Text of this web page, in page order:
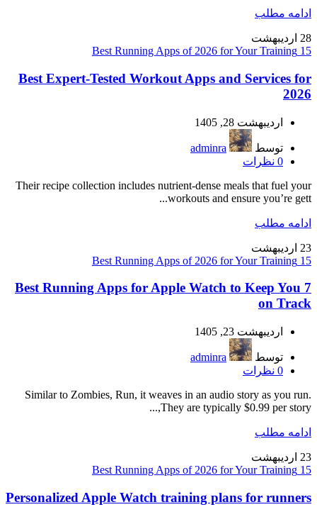
ادامه مطلب
28 اردیبهشت
15 Best Running Apps of 2026 for Your Training
Best Expert-Tested Workout Apps and Services for
2026
اردیبهشت 28, 1405
توسط
adminra
0 نظرات
Their recipe collection includes nutrient-dense meals that fuel your
workouts and ensure you’re gett...
ادامه مطلب
23 اردیبهشت
15 Best Running Apps of 2026 for Your Training
7 Best Running Apps for Apple Watch to Keep You
on Track
اردیبهشت 23, 1405
توسط
adminra
0 نظرات
Similar to Zombies, Run, it weaves in an audio story as you run.
They are typically $0.99 per story,...
ادامه مطلب
23 اردیبهشت
15 Best Running Apps of 2026 for Your Training
Personalized Apple Watch training plans for runners